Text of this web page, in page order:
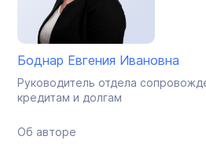
Боднар Евгения Ивановна
Руководитель отдела
кредитам и долгам
Об авторе